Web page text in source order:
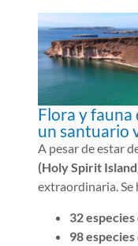
Flora y fauna
un santuario
A pesar de estar
(Holy Spirit
extraordinaria. Se
32
98 especies